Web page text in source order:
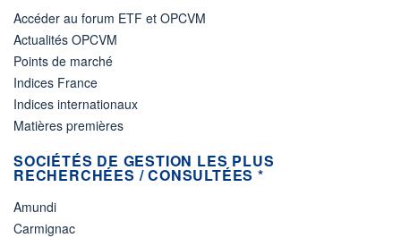
Accéder au forum ETF et OPCVM
Actualités OPCVM
Points de marché
Indices France
Indices internationaux
Matières premières
SOCIÉTÉS DE GESTION LES PLUS
RECHERCHÉES / CONSULTÉES *
Amundi
Carmignac